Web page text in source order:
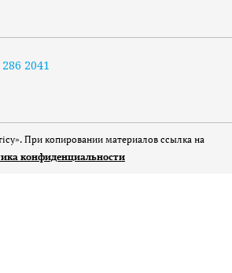
2041
При копировании материалов ссылка на
конфиденциальности